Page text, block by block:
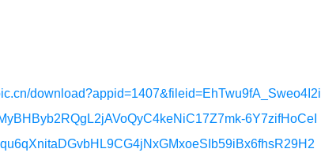
download?appid=1407&fileid=EhTwu9fA_Sweo4I2i
6Y7zifHoCeI